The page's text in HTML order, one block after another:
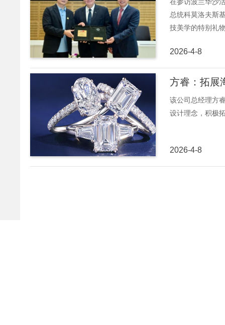
在参访波兰华沙
总统科莫洛夫斯
技美学的特别礼
2026-4-8
方睿：拓展
该公司总经理方
设计理念，积极
2026-4-8